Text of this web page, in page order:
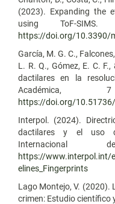
(2023). Expanding the
using ToF-
https://doi.org/10.3390/
García, M. G. C.,
L. R. Q., Gómez, E. C.
dactilares en la
https://doi.org/
Interpol. (2024).
dactilares y el uso
Internacional
https://www.interpol.int/
elines_Fingerprints
Lago Montejo, V. (2020).
crimen: Estudio científico